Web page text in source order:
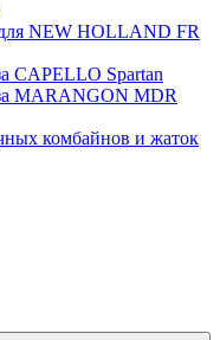
NEW HOLLAND FR
CAPELLO Spartan
MARANGON MDR
комбайнов и жаток